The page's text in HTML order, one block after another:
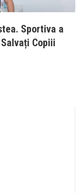
Sportiva a
Copiii